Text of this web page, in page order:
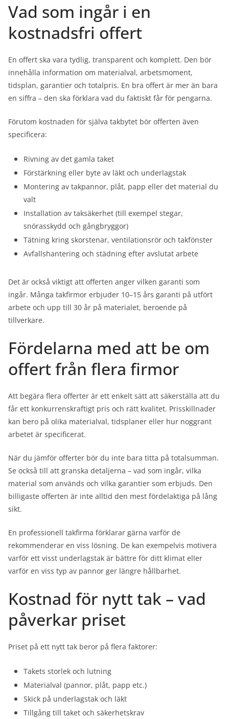
Vad som ingår i en
kostnadsfri offert
En offert ska vara tydlig, transparent och komplett. Den bör
innehålla information om materialval, arbetsmoment,
tidsplan, garantier och totalpris. En bra offert är mer än bara
en siffra – den ska förklara vad du faktiskt får för pengarna.
Förutom kostnaden för själva takbytet bör offerten även
specificera:
Rivning av det gamla taket
Förstärkning eller byte av läkt och underlagstak
Montering av takpannor, plåt, papp eller det material du
valt
Installation av taksäkerhet (till exempel stegar,
snörasskydd och gångbryggor)
Tätning kring skorstenar, ventilationsrör och takfönster
Avfallshantering och städning efter avslutat arbete
Det är också viktigt att offerten anger vilken garanti som
ingår. Många takfirmor erbjuder 10–15 års garanti på utfört
arbete och upp till 30 år på materialet, beroende på
tillverkare.
Fördelarna med att be om
offert från flera firmor
Att begära flera offerter är ett enkelt sätt att säkerställa att du
får ett konkurrenskraftigt pris och rätt kvalitet. Prisskillnader
kan bero på olika materialval, tidsplaner eller hur noggrant
arbetet är specificerat.
När du jämför offerter bör du inte bara titta på totalsumman.
Se också till att granska detaljerna – vad som ingår, vilka
material som används och vilka garantier som erbjuds. Den
billigaste offerten är inte alltid den mest fördelaktiga på lång
sikt.
En professionell takfirma förklarar gärna varför de
rekommenderar en viss lösning. De kan exempelvis motivera
varför ett visst underlagstak är bättre för ditt klimat eller
varför en viss typ av pannor ger längre hållbarhet.
Kostnad för nytt tak – vad
påverkar priset
Priset på ett nytt tak beror på flera faktorer:
Takets storlek och lutning
Materialval (pannor, plåt, papp etc.)
Skick på underlagstak och läkt
Tillgång till taket och säkerhetskrav